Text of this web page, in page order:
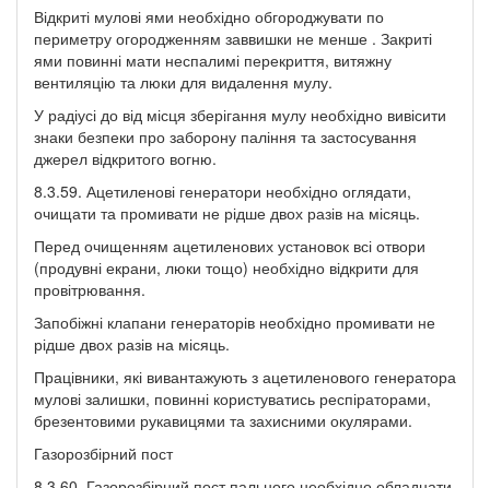
Відкриті мулові ями необхідно обгороджувати по
периметру огородженням заввишки не менше . Закриті
ями повинні мати неспалимі перекриття, витяжну
вентиляцію та люки для видалення мулу.
У радіусі до від місця зберігання мулу необхідно вивісити
знаки безпеки про заборону паління та застосування
джерел відкритого вогню.
8.3.59. Ацетиленові генератори необхідно оглядати,
очищати та промивати не рідше двох разів на місяць.
Перед очищенням ацетиленових установок всі отвори
(продувні екрани, люки тощо) необхідно відкрити для
провітрювання.
Запобіжні клапани генераторів необхідно промивати не
рідше двох разів на місяць.
Працівники, які вивантажують з ацетиленового генератора
мулові залишки, повинні користуватись респіраторами,
брезентовими рукавицями та захисними окулярами.
Газорозбірний пост